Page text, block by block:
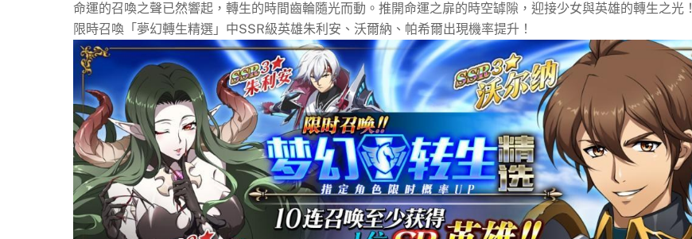
命運的召喚之聲已然響起，轉生的時間齒輪隨光而動。推開命運之扉的時空罅隙，迎接少女與英雄的轉生之光！
限時召喚「夢幻轉生精選」中SSR級英雄朱利安、沃爾納、帕希爾出現機率提升！